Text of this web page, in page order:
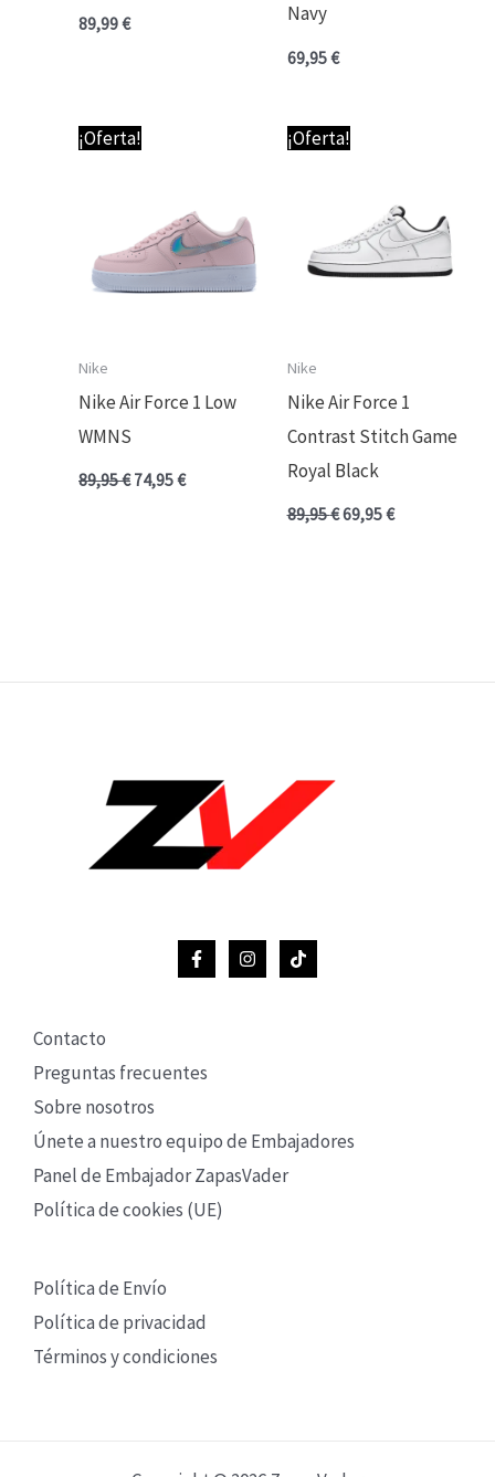
89,99€
Navy
69,95€
¡Oferta!
Nike
Nike Air Force 1 Low
WMNS
89,95€
El
precio
89,95 €.
74,95€
74,95 €.
¡Oferta!
Nike
Nike Air Force 1
Contrast Stitch Game
Royal Black
89,95€
El
precio
89,95 €.
69,95€
69,95 €.
Contacto
Preguntas frecuentes
Sobre nosotros
Únete a nuestro equipo de Embajadores
Panel de Embajador ZapasVader
Política de cookies (UE)
Política de Envío
Política de privacidad
Términos y condiciones